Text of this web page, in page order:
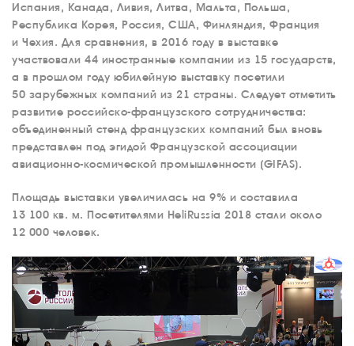
Испания, Канада, Ливия, Литва, Мальта, Польша,
Республика Корея, Россия, США, Финляндия, Франция
и Чехия. Для сравнения, в 2016 году в выставке
участвовали 44 иностранные компании из 15 государств,
а в прошлом году юбилейную выставку посетили
50 зарубежных компаний из 21 страны. Следует отметить
развитие российско-французского сотрудничества:
объединенный стенд французских компаний был вновь
представлен под эгидой Французской ассоциации
авиационно-космической промышленности (GIFAS).
Площадь выставки увеличилась на 9% и составила
13 100 кв. м. Посетителями HeliRussia 2018 стали около
12 000 человек.